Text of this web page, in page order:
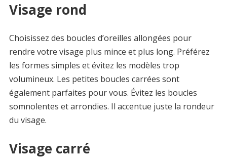
Visage rond
Choisissez des boucles d’oreilles allongées pour
rendre votre visage plus mince et plus long. Préférez
les formes simples et évitez les modèles trop
volumineux. Les petites boucles carrées sont
également parfaites pour vous. Évitez les boucles
somnolentes et arrondies. Il accentue juste la rondeur
du visage.
Visage carré